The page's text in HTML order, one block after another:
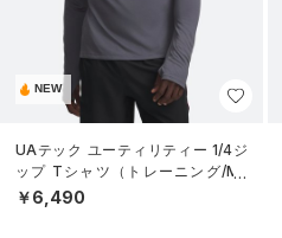
NEW
UAテック ユーティリティー 1/4ジ
ップ Tシャツ（トレーニング/ME
N）
￥6,490